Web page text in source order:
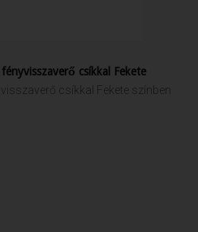
csíkkal Fekete
csíkkal Fekete színben